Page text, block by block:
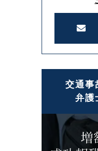
交通事
弁護